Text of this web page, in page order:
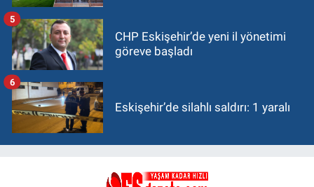
CHP Eskişehir’de yeni il yönetimi
göreve başladı
5
Eskişehir’de silahlı saldırı: 1 yaralı
6